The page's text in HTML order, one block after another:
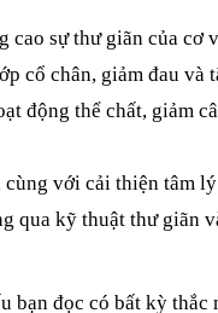
sự thư giãn của cơ
cổ chân, giảm đau và
động thể chất, giảm
với cải thiện tâm
qua kỹ thuật thư giãn
bạn đọc có bất kỳ thắc